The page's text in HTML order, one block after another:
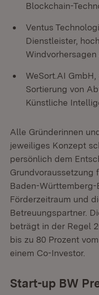
Blockchain-
Ventus
Dienstleister,
WeSort.AI
Sortierung von
Künstliche
Alle Gründerinnen
jeweiliges Konzept
persönlich dem
Grundvoraussetzung
Baden-
Förderzeitraum und
Betreuungspartner.
beträgt in der Regel
bis zu 80 Prozent
einem Co-Investor.
Start-up BW